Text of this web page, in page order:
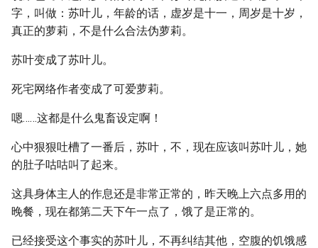
字，叫做：苏叶儿，年龄的话，虚岁是十一，周岁是十岁，
真正的萝莉，不是什么合法伪萝莉。
苏叶变成了苏叶儿。
死宅网络作者变成了可爱萝莉。
嗯……这都是什么鬼畜设定啊！
心中狠狠吐槽了一番后，苏叶，不，现在应该叫苏叶儿，她
的肚子咕咕叫了起来。
这具身体主人的作息还是非常正常的，昨天晚上六点多用的
晚餐，现在都第二天下午一点了，饿了是正常的。
已经接受这个事实的苏叶儿，不再纠结其他，空腹的饥饿感